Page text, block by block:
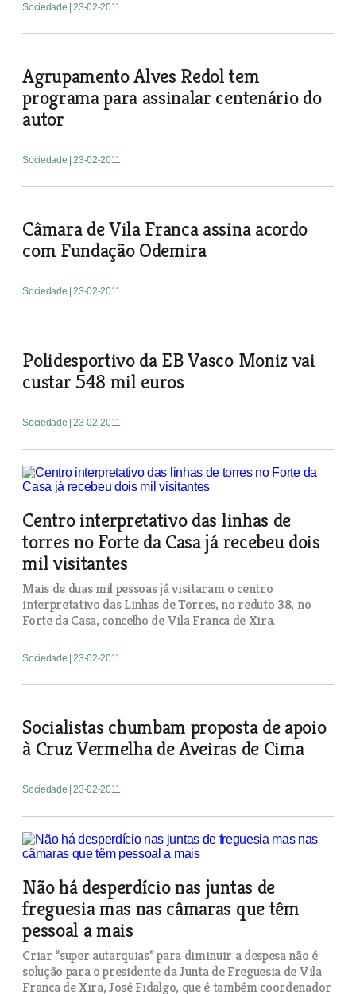
Sociedade | 23-02-2011
Agrupamento Alves Redol tem
programa para assinalar centenário do
autor
Sociedade | 23-02-2011
Câmara de Vila Franca assina acordo
com Fundação Odemira
Sociedade | 23-02-2011
Polidesportivo da EB Vasco Moniz vai
custar 548 mil euros
Sociedade | 23-02-2011
Centro interpretativo das linhas de
torres no Forte da Casa já recebeu dois
mil visitantes
Mais de duas mil pessoas já visitaram o centro
interpretativo das Linhas de Torres, no reduto 38, no
Forte da Casa, concelho de Vila Franca de Xira.
Sociedade | 23-02-2011
Socialistas chumbam proposta de apoio
à Cruz Vermelha de Aveiras de Cima
Sociedade | 23-02-2011
Não há desperdício nas juntas de
freguesia mas nas câmaras que têm
pessoal a mais
Criar “super autarquias” para diminuir a despesa não é
solução para o presidente da Junta de Freguesia de Vila
Franca de Xira, José Fidalgo, que é também coordenador